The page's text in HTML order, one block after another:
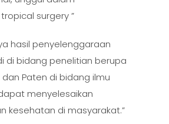
surgery ”
hasil penyelenggaraan
di bidang penelitian berupa
dan Paten di bidang ilmu
menyelesaikan
kesehatan di masyarakat.”